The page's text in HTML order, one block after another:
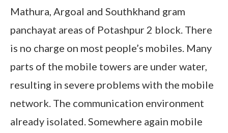
Mathura, Argoal and Southkhand gram
panchayat areas of Potashpur 2 block. There
is no charge on most people’s mobiles. Many
parts of the mobile towers are under water,
resulting in severe problems with the mobile
network. The communication environment
already isolated. Somewhere again mobile